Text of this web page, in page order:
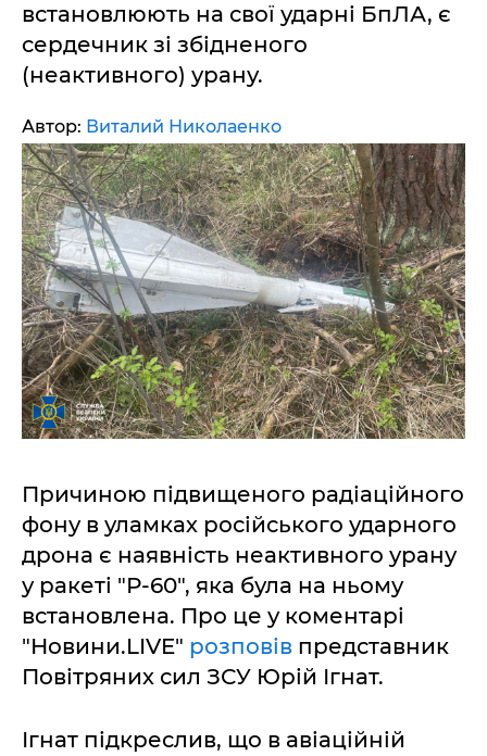
встановлюють на свої ударні БпЛА, є
сердечник зі збідненого
(неактивного) урану.
Автор: Виталий Николаенко
Причиною підвищеного радіаційного
фону в уламках російського ударного
дрона є наявність неактивного урану
у ракеті "Р-60", яка була на ньому
встановлена. Про це у коментарі
"Новини.LIVE" розповів представник
Повітряних сил ЗСУ Юрій Ігнат.
Ігнат підкреслив, що в авіаційній